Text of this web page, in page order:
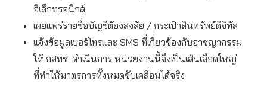
อิเล็กทรอนิกส์
เผยแพร่รายชื่อบัญชีต้องสงสัย / กระเป๋าสินทรัพย์ดิจิทัล
แจ้งข้อมูลเบอร์โทรและ SMS ที่เกี่ยวข้องกับอาชญากรรม
ให้ กสทช. ดำเนินการ หน่วยงานนี้จึงเป็นเส้นเลือดใหญ่
ที่ทำให้มาตรการทั้งหมดขับเคลื่อนได้จริง